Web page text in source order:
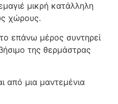
μικρή κατάλληλη
χώρους.
επάνω μέρος συντηρεί
της θερμάστρας
από μια μαντεμένια